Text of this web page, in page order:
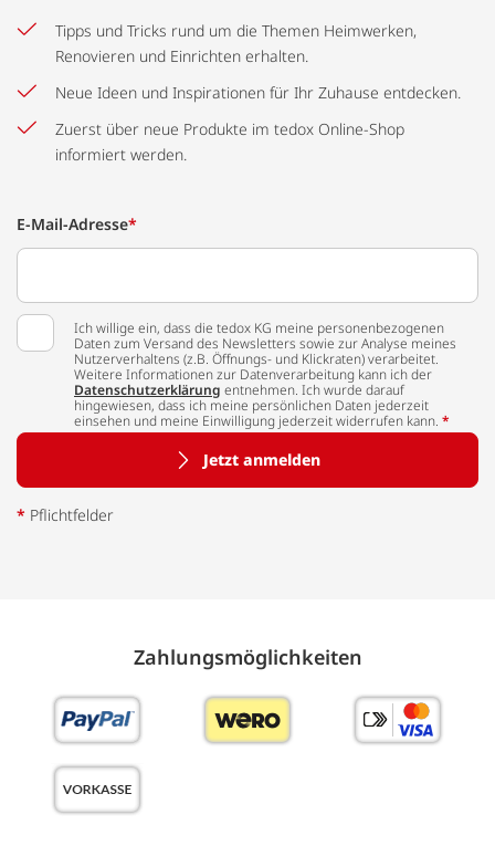
Tipps und Tricks rund um die Themen Heimwerken,
Renovieren und Einrichten erhalten.
Neue Ideen und Inspirationen für Ihr Zuhause entdecken.
Zuerst über neue Produkte im tedox Online-Shop
informiert werden.
E-Mail-Adresse*
Ich willige ein, dass die tedox KG meine personenbezogenen
Daten zum Versand des Newsletters sowie zur Analyse meines
Nutzerverhaltens (z.B. Öffnungs- und Klickraten) verarbeitet.
Weitere Informationen zur Datenverarbeitung kann ich der
Datenschutzerklärung entnehmen. Ich wurde darauf
hingewiesen, dass ich meine persönlichen Daten jederzeit
einsehen und meine Einwilligung jederzeit widerrufen kann. *
Jetzt anmelden
* Pflichtfelder
Zahlungs­möglich­keiten